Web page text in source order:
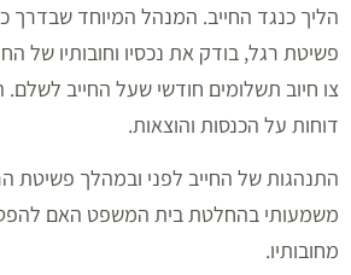
הליך כנגד החייב. המנהל המיוחד שבדרך
פשיטת רגל, בודק את נכסיו וחובותיו של
צו חיוב תשלומים חודשי שעל החייב לשלם.
דוחות על הכנסות והוצאות.
התנהגות של החייב לפני ובמהלך פשיטת
משמעותי בהחלטת בית המשפט האם
מחובותיו.